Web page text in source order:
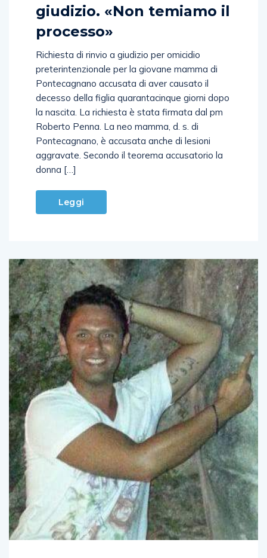
giudizio. «Non temiamo il
processo»
Richiesta di rinvio a giudizio per omicidio
preterintenzionale per la giovane mamma di
Pontecagnano accusata di aver causato il
decesso della figlia quarantacinque giorni dopo
la nascita. La richiesta è stata firmata dal pm
Roberto Penna. La neo mamma, d. s. di
Pontecagnano, è accusata anche di lesioni
aggravate. Secondo il teorema accusatorio la
donna […]
Leggi